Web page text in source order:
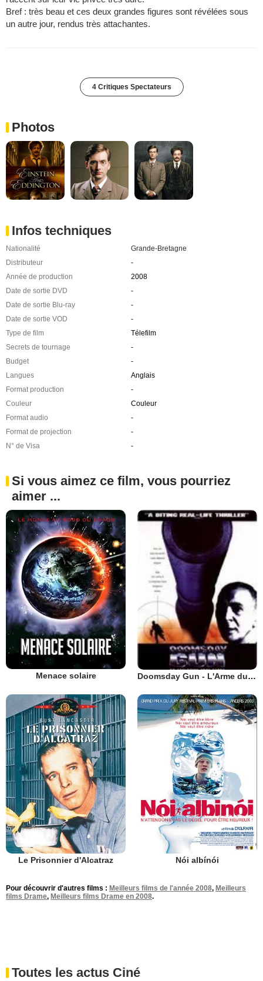
Bref : très beau et ces deux grandes figures sont révélées sous
un autre jour, rendus très attachantes.
4 Critiques Spectateurs
Photos
Infos techniques
Nationalité
Grande-Bretagne
Distributeur
-
Année de production
2008
Date de sortie DVD
-
Date de sortie Blu-ray
-
Date de sortie VOD
-
Type de film
Télefilm
Secrets de tournage
-
Budget
-
Langues
Anglais
Format production
-
Couleur
Couleur
Format audio
-
Format de projection
-
N° de Visa
-
Si vous aimez ce film, vous pourriez
aimer ...
Menace solaire Doomsday Gun - L'Arme du jugement dernier
Le Prisonnier d'Alcatraz Nói albínói
Pour découvrir d'autres films : Meilleurs films de l'année 2008, Meilleurs
films Drame, Meilleurs films Drame en 2008.
Toutes les actus Ciné